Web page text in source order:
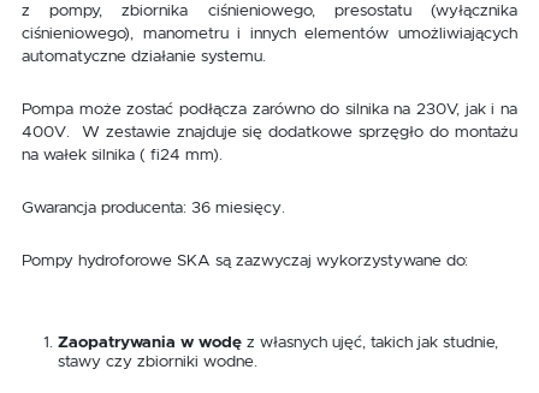
z pompy, zbiornika ciśnieniowego, presostatu (wyłącznika
ciśnieniowego), manometru i innych elementów umożliwiających
automatyczne działanie systemu.
Pompa może zostać podłącza zarówno do silnika na 230V, jak i na
400V. W zestawie znajduje się dodatkowe sprzęgło do montażu
na wałek silnika ( fi24 mm).
Gwarancja producenta: 36 miesięcy.
Pompy hydroforowe SKA są zazwyczaj wykorzystywane do:
Zaopatrywania w wodę z własnych ujęć, takich jak studnie,
stawy czy zbiorniki wodne.